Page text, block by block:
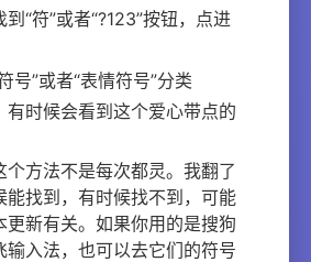
“符”或者“?123”按钮，点进
号”或者“表情符号”分类
有时候会看到这个爱心带点的
个方法不是每次都灵。我翻了
能找到，有时候找不到，可能
更新有关。如果你用的是搜狗
输入法，也可以去它们的符号